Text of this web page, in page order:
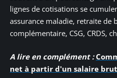
lignes de cotisations se
assurance maladie, retraite de
complémentaire, CSG, CRDS,
A lire en complément :
net à partir d'un salaire brut